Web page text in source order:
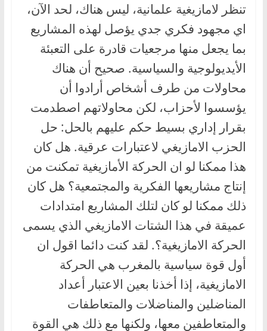
تنظر لامازيغية علمانية، ليس هناك، لحد الآن،
اي مجهود فكري جدي يؤصل لهذه المشاريع
بما يجعل منها مرجعيات قادرة على التعبئة
الأيديولوجية والسياسية. صحيح أن هناك
محاولات من طرف أشخاص أرادوا أن
يؤسسوا لأحزاب، لكن محاولاتهم اصطدمت
بقرار إداري بسيط حكم عليهم بالحل: حل
الحزب الامازيغي لاعتبارات عرقية. هل كان
هذا ممكنا لو ان الحركة الأمازيغية تمكنت من
إنتاج مشاريعها الفكرية والمجتمعية؟ هل كان
ذلك ممكنا لو كان لتلك المشاريع امتدادات
عميقة في هذا الشتات الامازيغي الذي يسمى
الحركة الامازيغية؟. لقد كنت دائما اقول ان
أول قوة سياسية بالمغرب هي الحركة
الامازيغية، إذا أخذنا بعين الاعتبار أعداد
المناضلين والمناضلات والمتعاطفات
والمتعاطفين معها، ولكنها مع ذلك هي القوة